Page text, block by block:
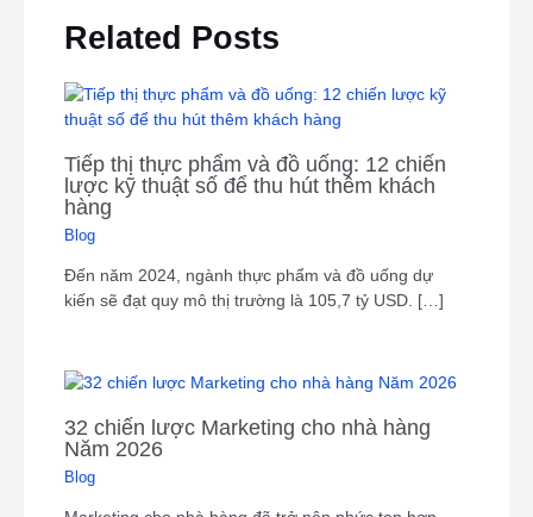
Related Posts
Tiếp thị thực phẩm và đồ uống: 12 chiến
lược kỹ thuật số để thu hút thêm khách
hàng
Blog
Đến năm 2024, ngành thực phẩm và đồ uống dự
kiến ​​sẽ đạt quy mô thị trường là 105,7 tỷ USD. […]
32 chiến lược Marketing cho nhà hàng
Năm 2026
Blog